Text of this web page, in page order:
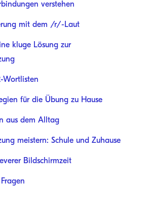
verstehen
mit dem /r/-Laut
kluge Lösung zur
Wortlisten
für die Übung zu Hause
aus dem Alltag
meistern: Schule und Zuhause
Bildschirmzeit